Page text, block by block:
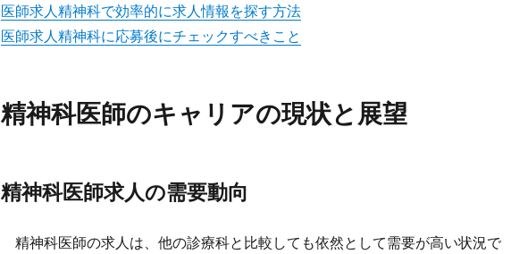
医師求人精神科で効率的に求人情報を探す方法
医師求人精神科に応募後にチェックすべきこと
精神科医師のキャリアの現状と展望
精神科医師求人の需要動向
精神科医師の求人は、他の診療科と比較しても依然として需要が高い状況で